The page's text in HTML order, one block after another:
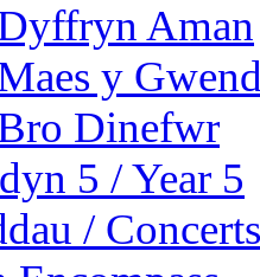
Aman
y
Dinefwr
5 / Year 5
/ Concerts